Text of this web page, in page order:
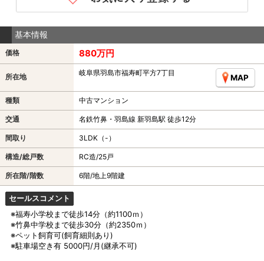
基本情報
価格 880万円
所在地 岐阜県羽島市福寿町平方7丁目
MAP
種類 中古マンション
交通 名鉄竹鼻・羽島線 新羽島駅 徒歩12分
間取り 3LDK（-）
構造/総戸数 RC造/25戸
所在階/階数 6階/地上9階建
セールスコメント
※福寿小学校まで徒歩14分（約1100ｍ）
※竹鼻中学校まで徒歩30分（約2350ｍ）
※ペット飼育可(飼育細則あり)
※駐車場空き有 5000円/月(継承不可)